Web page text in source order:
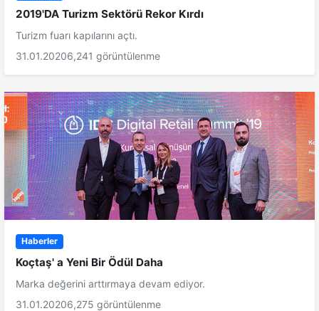
2019'DA Turizm Sektörü Rekor Kırdı
Turizm fuarı kapılarını açtı.
31.01.20206,241 görüntülenme
Haberler
Koçtaş' a Yeni Bir Ödül Daha
Marka değerini arttırmaya devam ediyor.
31.01.20206,275 görüntülenme